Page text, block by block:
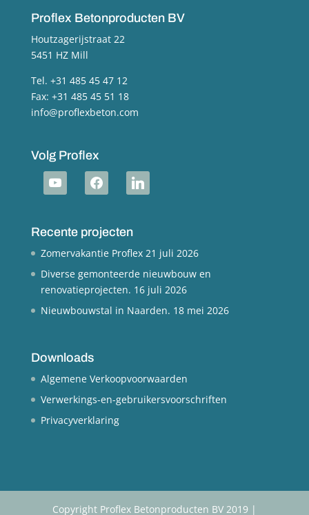
Proflex Betonproducten BV
Houtzagerijstraat 22
5451 HZ Mill
Tel. +31 485 45 47 12
Fax: +31 485 45 51 18
info@proflexbeton.com
Volg Proflex
youtube facebook linkedin
Recente projecten
Zomervakantie Proflex 21 juli 2026
Diverse gemonteerde nieuwbouw en
renovatieprojecten. 16 juli 2026
Nieuwbouwstal in Naarden. 18 mei 2026
Downloads
Algemene Verkoopvoorwaarden
Verwerkings-en-gebruikersvoorschriften
Privacyverklaring
Copyright Proflex Betonproducten BV 2019 |